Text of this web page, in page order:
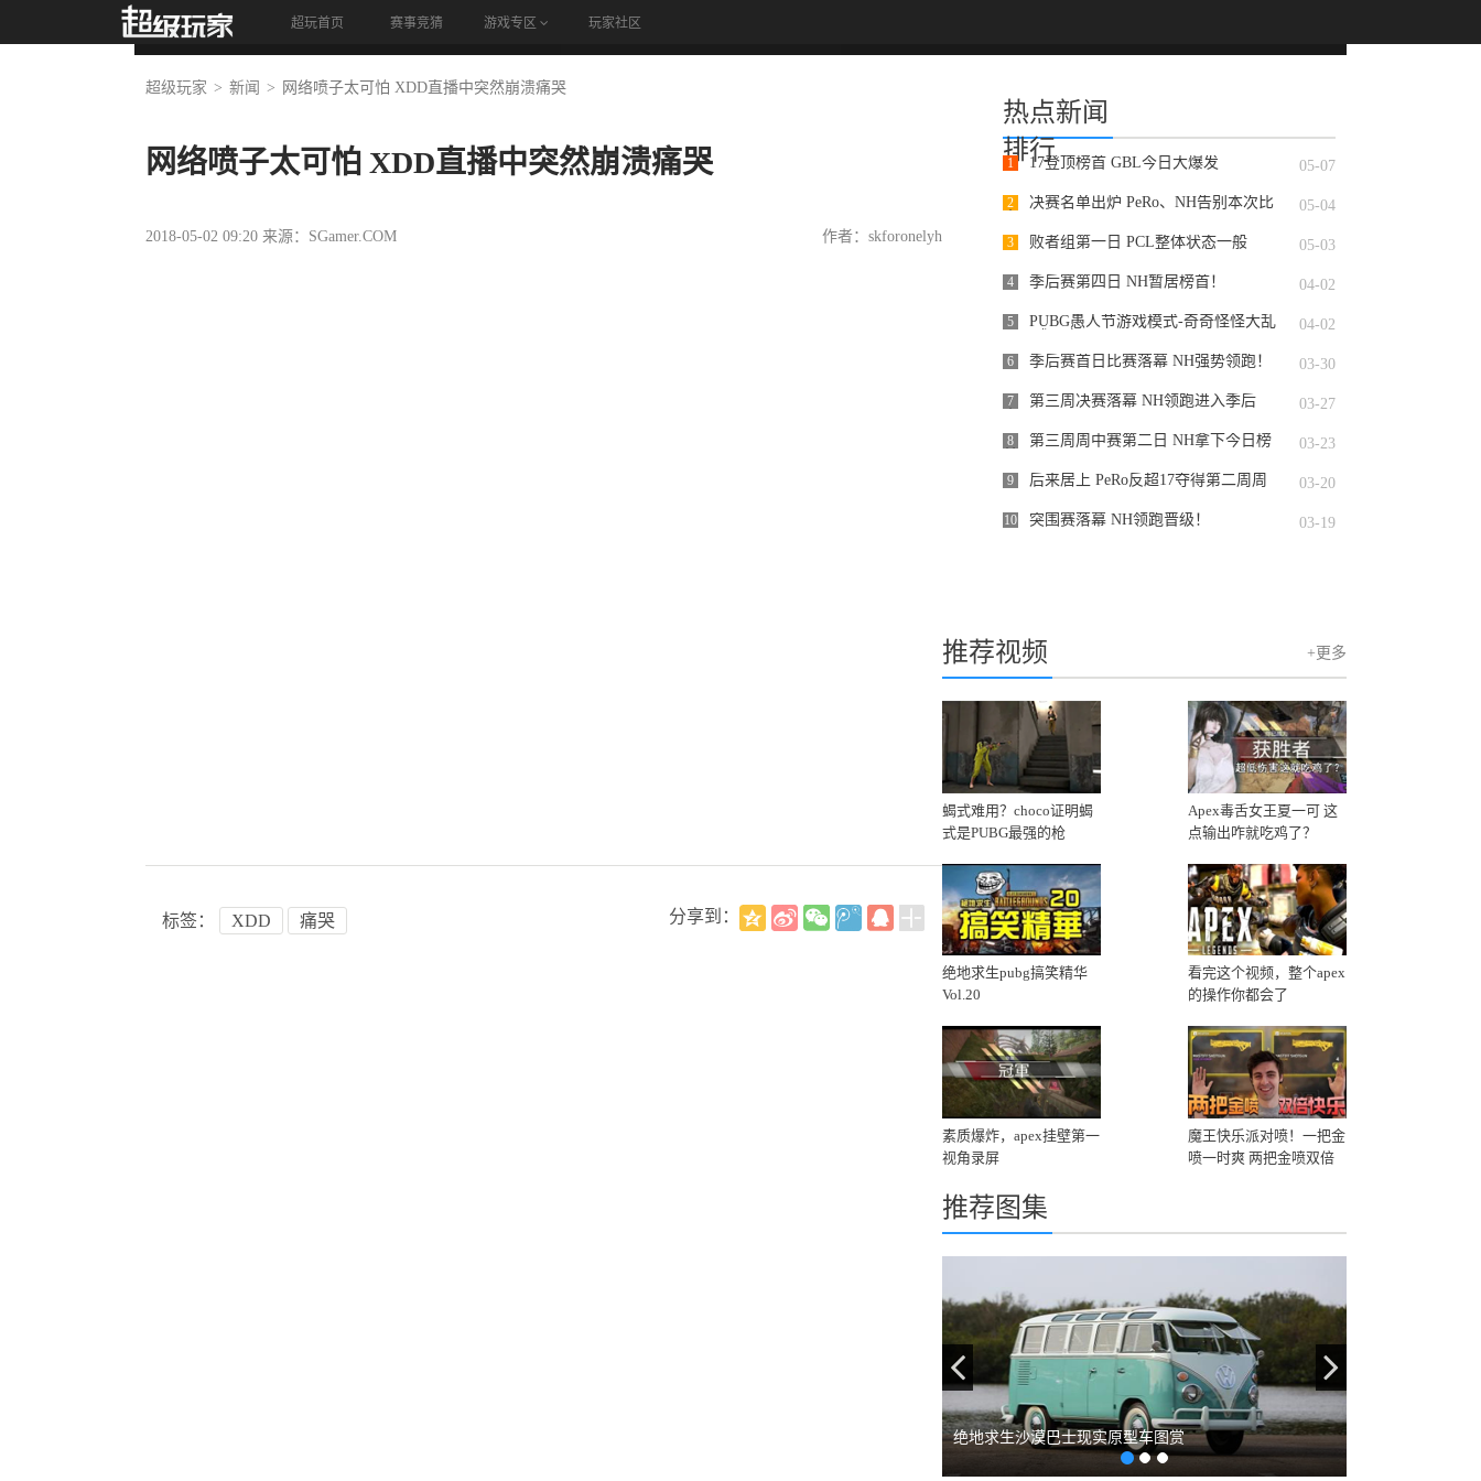
超玩首页 赛事竞猜 游戏专区 玩家社区
首页 视频 竞猜 论坛
超级玩家 新闻 网络喷子太可怕 XDD直播中突然崩溃痛哭
网络喷子太可怕 XDD直播中突然崩溃痛哭
2018-05-02 09:20 来源：SGamer.COM 作者：skforonelyh
标签： XDD 痛哭 分享到：
热点新闻
排行
1 17登顶榜首 GBL今日大爆发 05-07
2
决赛名单出炉 PeRo、NH告别本次比
05-04
3 败者组第一日 PCL整体状态一般 05-03
4 季后赛第四日 NH暂居榜首！ 04-02
5
PUBG愚人节游戏模式-奇奇怪怪大乱
04-02
6 季后赛首日比赛落幕 NH强势领跑！ 03-30
7
第三周决赛落幕 NH领跑进入季后
03-27
8
第三周周中赛第二日 NH拿下今日榜
03-23
9
后来居上 PeRo反超17夺得第二周周
03-20
10 突围赛落幕 NH领跑晋级！ 03-19
推荐视频 +更多
蝎式难用？choco证明蝎
式是PUBG最强的枪
Apex毒舌女王夏一可 这
点输出咋就吃鸡了？
绝地求生pubg搞笑精华
Vol.20
看完这个视频，整个apex
的操作你都会了
素质爆炸，apex挂壁第一
视角录屏
魔王快乐派对喷！一把金
喷一时爽 两把金喷双倍
推荐图集
绝地求生沙漠巴士现实原型车图赏
Previous